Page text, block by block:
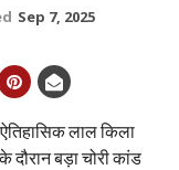
Sep 7, 2025
लाल किला
दौरान बड़ा चोरी कांड